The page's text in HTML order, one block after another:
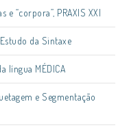
“corpora”, PRAXIS XXI
da Sintaxe
língua MÉDICA
e Segmentação